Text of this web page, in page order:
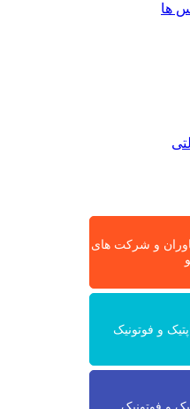
ها
و شرکت های
و فوتونیک
و فوتونیک